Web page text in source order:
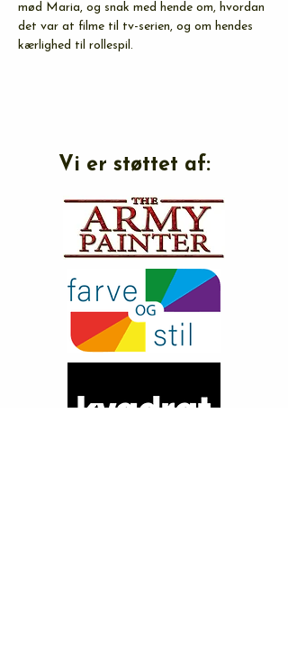
mød Maria, og snak med hende om, hvordan
det var at filme til tv-serien, og om hendes
kærlighed til rollespil.
Vi er støttet af: